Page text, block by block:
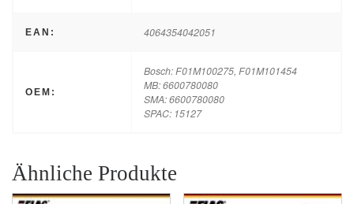
EAN: 4064354042051
OEM:
Bosch: F01M100275, F01M101454
MB: 6600780080
SMA: 6600780080
SPAC: 15127
Ähnliche Produkte